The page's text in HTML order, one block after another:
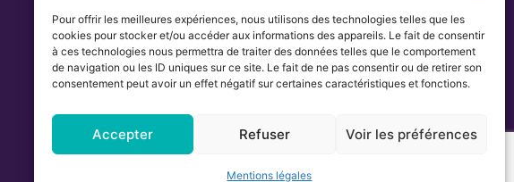
Pour offrir les meilleures expériences, nous utilisons des technologies telles que les
cookies pour stocker et/ou accéder aux informations des appareils. Le fait de consentir
à ces technologies nous permettra de traiter des données telles que le comportement
de navigation ou les ID uniques sur ce site. Le fait de ne pas consentir ou de retirer son
consentement peut avoir un effet négatif sur certaines caractéristiques et fonctions.
Accepter Refuser Voir les préférences
Mentions légales